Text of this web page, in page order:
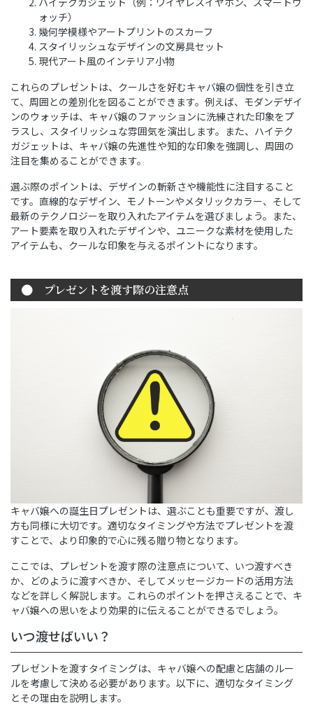
ォッチ）
幾何学模様やアートプリントのスカーフ
スタイリッシュなデザインの文房具セット
現代アート風のインテリア小物
これらのプレゼントは、クールさを好むキャバ嬢の個性を引き立
て、周囲との差別化を図ることができます。例えば、モダンデザイ
ンのウォッチは、キャバ嬢のファッションに洗練された印象をプ
ラスし、スタイリッシュな雰囲気を演出します。また、ハイテク
ガジェットは、キャバ嬢の先進性や知的な印象を強調し、周囲の
注目を集めることができます。
選ぶ際のポイントは、デザインの斬新さや機能性に注目すること
です。直線的なデザイン、モノトーンやメタリックカラー、そして
最新のテクノロジーを取り入れたアイテムを選びましょう。また、
アート要素を取り入れたデザインや、ユニークな素材を使用した
アイテムも、クールな印象を与えるポイントになります。
プレゼントを渡す際の注意点
キャバ嬢への誕生日プレゼントは、選ぶことも重要ですが、渡し
方も同様に大切です。適切なタイミングや方法でプレゼントを渡
すことで、より印象的で心に残る贈り物となります。
ここでは、プレゼントを渡す際の注意点について、いつ渡すべき
か、どのように渡すべきか、そしてメッセージカードの活用方法
などを詳しく解説します。これらのポイントを押さえることで、キ
ャバ嬢への思いをより効果的に伝えることができるでしょう。
いつ渡せばいい？
プレゼントを渡すタイミングは、キャバ嬢への配慮と店舗のルー
ルを考慮して決める必要があります。以下に、適切なタイミング
とその理由を説明します。